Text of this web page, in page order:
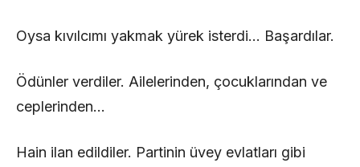
Oysa kıvılcımı yakmak yürek isterdi… Başardılar.
Ödünler verdiler. Ailelerinden, çocuklarından ve
ceplerinden…
Hain ilan edildiler. Partinin üvey evlatları gibi